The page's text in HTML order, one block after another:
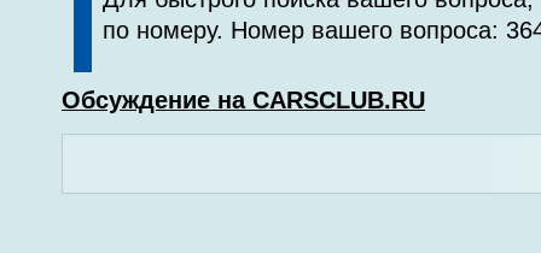
по номеру. Номер вашего вопроса:
Обсуждение на CARSCLUB.RU